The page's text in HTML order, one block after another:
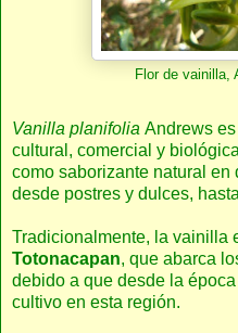
Flor de vainilla,
Vanilla planifolia Andrews
cultural, comercial y
como saborizante natural en
desde postres y dulces,
Tradicionalmente, la vainilla
Totonacapan, que abarca
debido a que desde la
cultivo en esta región.